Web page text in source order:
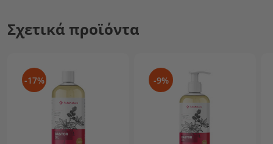
Σχετικά προϊόντα
-17% -9%